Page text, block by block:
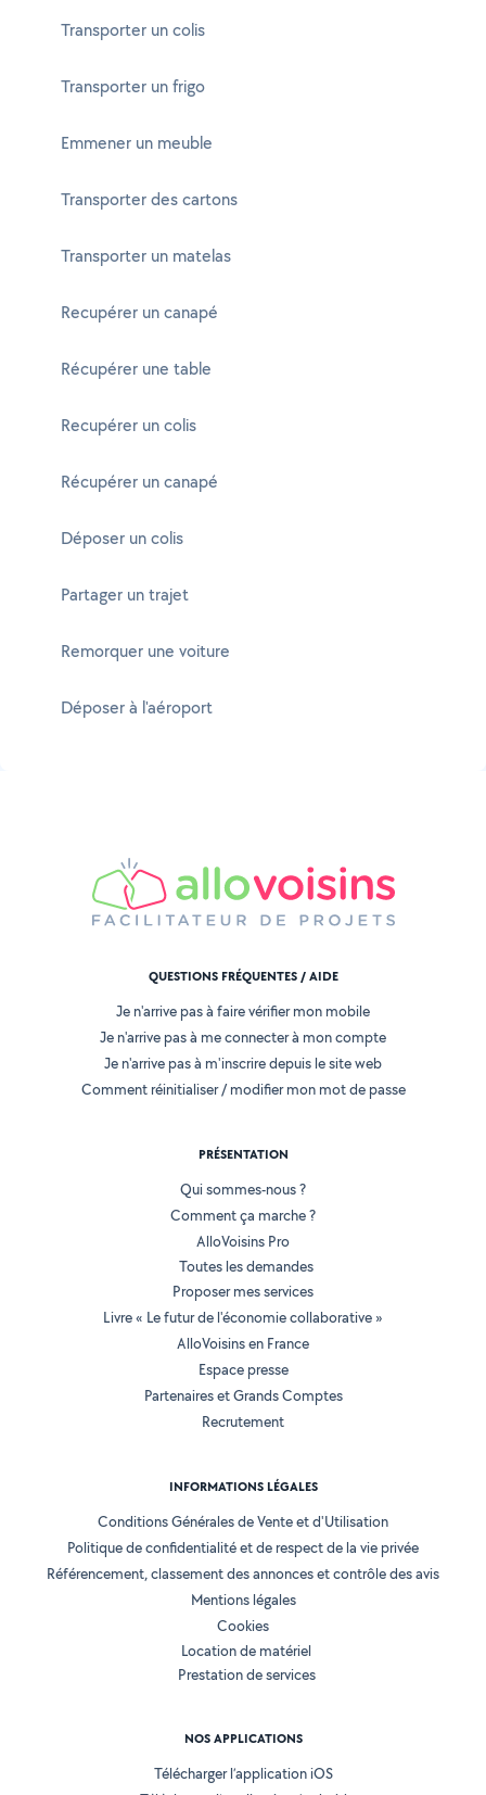
Transporter un colis
Transporter un frigo
Emmener un meuble
Transporter des cartons
Transporter un matelas
Recupérer un canapé
Récupérer une table
Recupérer un colis
Récupérer un canapé
Déposer un colis
Partager un trajet
Remorquer une voiture
Déposer à l'aéroport
QUESTIONS FRÉQUENTES / AIDE
Je n'arrive pas à faire vérifier mon mobile
Je n'arrive pas à me connecter à mon compte
Je n'arrive pas à m'inscrire depuis le site web
Comment réinitialiser / modifier mon mot de passe
PRÉSENTATION
Qui sommes-nous ?
Comment ça marche ?
AlloVoisins Pro
Toutes les demandes
Proposer mes services
Livre « Le futur de l'économie collaborative »
AlloVoisins en France
Espace presse
Partenaires et Grands Comptes
Recrutement
INFORMATIONS LÉGALES
Conditions Générales de Vente et d'Utilisation
Politique de confidentialité et de respect de la vie privée
Référencement, classement des annonces et contrôle des avis
Mentions légales
Cookies
Location de matériel
Prestation de services
NOS APPLICATIONS
Télécharger l’application iOS